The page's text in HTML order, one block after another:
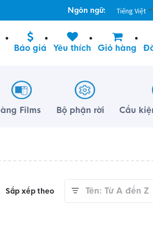
Ngôn ngữ: Tiếng Việt
Báo giá Yêu thích Giỏ hàng
Films Bộ phận rời Cấu
Sắp xếp theo Tên: Từ A đến Z